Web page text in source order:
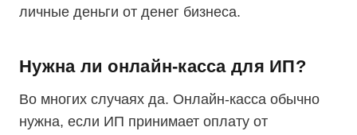
личные деньги от денег бизнеса.
Нужна ли онлайн-касса для ИП?
Во многих случаях да. Онлайн-касса обычно
нужна, если ИП принимает оплату от